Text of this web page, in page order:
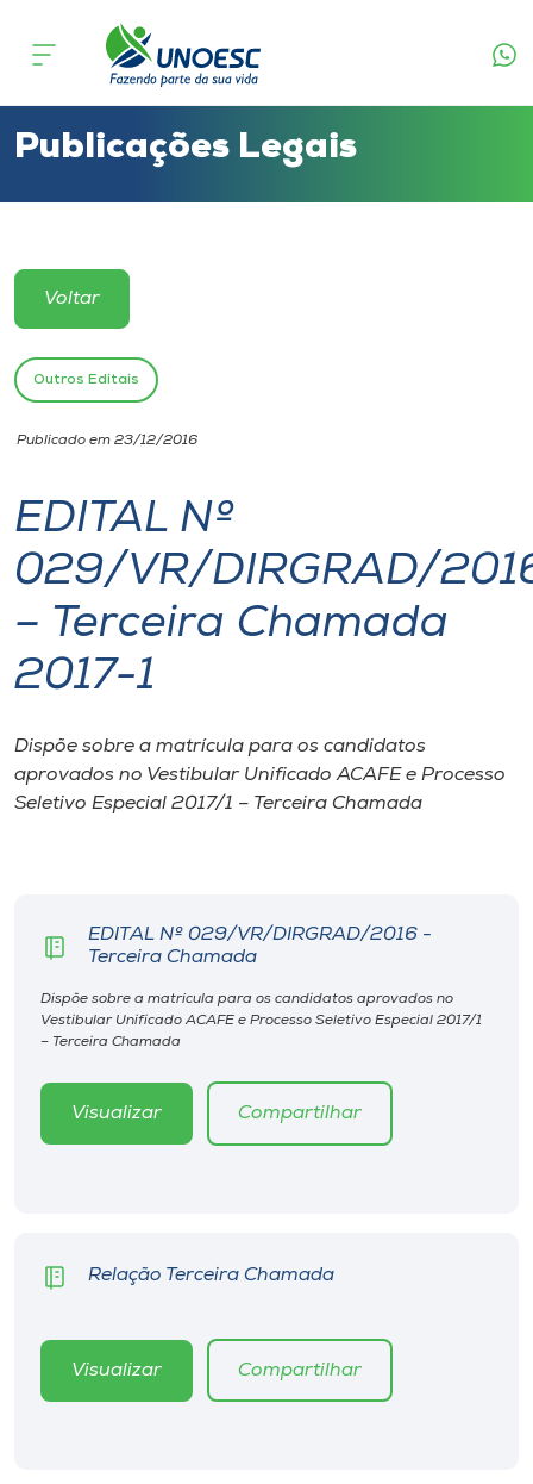
Cursos
Atendimento ao Estudante
Portal de Ensino
Unoesc
Internacionalização
I.nova
Diplomados
CPA
Editora
Rádio
Museu
Unoesc
Selecione
Publicações Legais
Voltar
Outros Editais
Publicado em 23/12/2016
EDITAL Nº
029/VR/DIRGRAD/
– Terceira Chamada
2017-1
Dispõe sobre a matrícula para os candidatos
aprovados no Vestibular Unificado ACAFE e Processo
Seletivo Especial 2017/1 – Terceira Chamada
EDITAL Nº 029/VR/DIRGRAD/2016 -
Terceira Chamada
Dispõe sobre a matrícula para os candidatos aprovados no
Vestibular Unificado ACAFE e Processo Seletivo Especial 2017/1
– Terceira Chamada
Visualizar Compartilhar
Relação Terceira Chamada
Visualizar Compartilhar